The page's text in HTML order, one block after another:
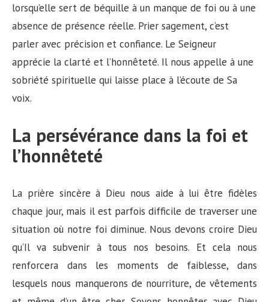
lorsqu’elle sert de béquille à un manque de foi ou à une
absence de présence réelle. Prier sagement, c’est
parler avec précision et confiance. Le Seigneur
apprécie la clarté et l’honnêteté. Il nous appelle à une
sobriété spirituelle qui laisse place à l’écoute de Sa
voix.
La persévérance dans la foi et
l’honnêteté
La prière sincère à Dieu nous aide à lui être fidèles
chaque jour, mais il est parfois difficile de traverser une
situation où notre foi diminue. Nous devons croire Dieu
qu’Il va subvenir à tous nos besoins. Et cela nous
renforcera dans les moments de faiblesse, dans
lesquels nous manquerons de nourriture, de vêtements